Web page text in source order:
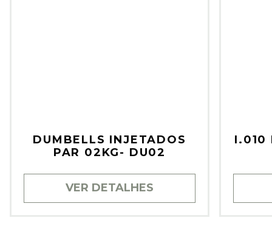
DUMBELLS INJETADOS
PAR 02KG- DU02
VER DETALHES
I.010